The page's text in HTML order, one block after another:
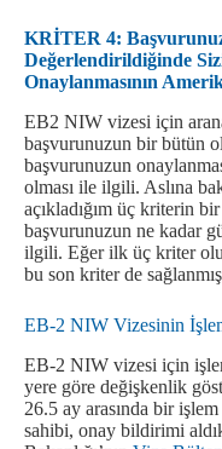
KRİTER 4:
Değerlendirildiğinde
Onaylanmasının
EB2 NIW vizesi için
başvurunuzun bir bütün
başvurunuzun
olması ile ilgili. Aslına
açıkladığım üç kriterin
başvurunuzun ne kadar
ilgili. Eğer ilk üç kriter
bu son kriter de
EB-2 NIW Vizesinin
EB-2 NIW vizesi için
yere göre değişkenlik
26.5 ay arasında bir
sahibi, onay bildirimi